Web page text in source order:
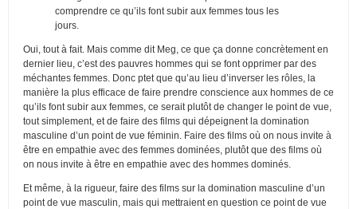
comprendre ce qu’ils font subir aux femmes tous les
jours.
Oui, tout à fait. Mais comme dit Meg, ce que ça donne concrètement en
dernier lieu, c’est des pauvres hommes qui se font opprimer par des
méchantes femmes. Donc ptet que qu’au lieu d’inverser les rôles, la
manière la plus efficace de faire prendre conscience aux hommes de ce
qu’ils font subir aux femmes, ce serait plutôt de changer le point de vue,
tout simplement, et de faire des films qui dépeignent la domination
masculine d’un point de vue féminin. Faire des films où on nous invite à
être en empathie avec des femmes dominées, plutôt que des films où
on nous invite à être en empathie avec des hommes dominés.
Et même, à la rigueur, faire des films sur la domination masculine d’un
point de vue masculin, mais qui mettraient en question ce point de vue